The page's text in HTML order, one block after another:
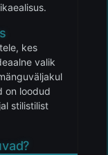
kes
valik
on loodud
stilistilist